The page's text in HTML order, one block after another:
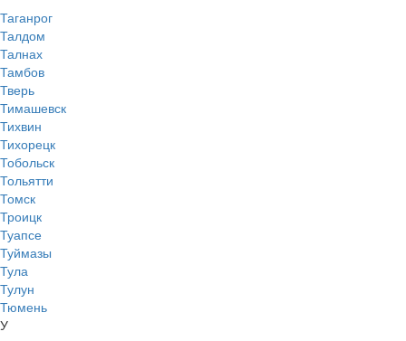
Таганрог
Талдом
Талнах
Тамбов
Тверь
Тимашевск
Тихвин
Тихорецк
Тобольск
Тольятти
Томск
Троицк
Туапсе
Туймазы
Тула
Тулун
Тюмень
У